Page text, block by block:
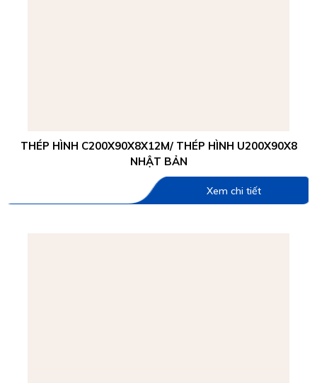
THÉP HÌNH C200X90X8X12M/ THÉP HÌNH U200X90X8
NHẬT BẢN
Xem chi tiết